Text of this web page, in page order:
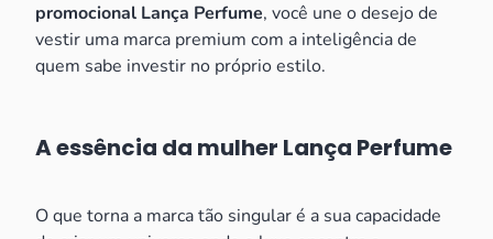
promocional Lança Perfume, você une o desejo de
vestir uma marca premium com a inteligência de
quem sabe investir no próprio estilo.
A essência da mulher Lança Perfume
O que torna a marca tão singular é a sua capacidade